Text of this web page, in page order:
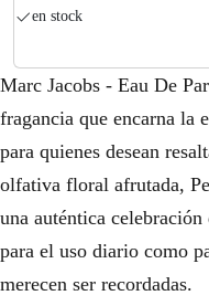
en stock
Marc Jacobs - Eau De
fragancia que encarna la
para quienes desean
olfativa floral afrutada,
una auténtica
para el uso diario como
merecen ser recordadas.